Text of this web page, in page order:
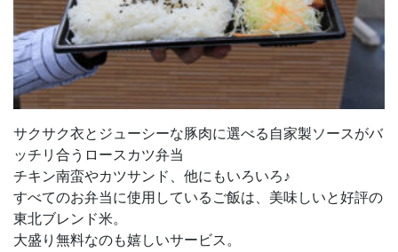
サクサク衣とジューシーな豚肉に選べる自家製ソースがバ
ッチリ合うロースカツ弁当
チキン南蛮やカツサンド、他にもいろいろ♪
すべてのお弁当に使用しているご飯は、美味しいと好評の
東北ブレンド米。
大盛り無料なのも嬉しいサービス。